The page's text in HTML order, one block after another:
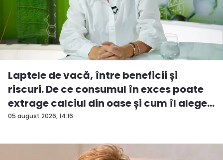
05 august 2026, 14:16
Laptele de vacă, între beneficii și
riscuri. De ce consumul în exces poate
extrage calciul din oase și cum îl alege...